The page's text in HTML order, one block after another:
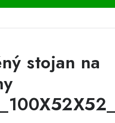
stojan na